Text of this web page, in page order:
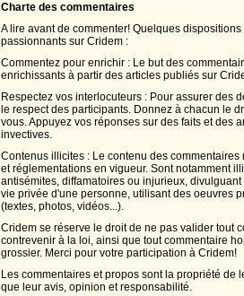
Charte des commentaires
A lire avant de commenter! Quelques
passionnants sur Cridem :
Commentez pour enrichir : Le but des
enrichissants à partir des articles publiés sur
Respectez vos interlocuteurs : Pour assurer des
le respect des participants. Donnez à chacun le
vous. Appuyez vos réponses sur des faits et des
invectives.
Contenus illicites : Le contenu des
et réglementations en vigueur. Sont notamment
antisémites, diffamatoires ou injurieux,
vie privée d'une personne, utilisant des oeuvres
(textes, photos, vidéos...).
Cridem se réserve le droit de ne pas valider tout
contrevenir à la loi, ainsi que tout commentaire
grossier. Merci pour votre participation à Cridem!
Les commentaires et propos sont la propriété de
que leur avis, opinion et responsabilité.